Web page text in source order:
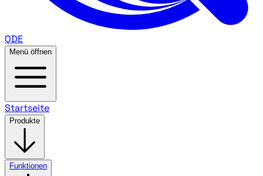
QDE
Menü öffnen
Startseite
Produkte
Funktionen